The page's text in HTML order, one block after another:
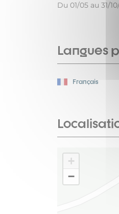
Du 01/05 au 31/
Langues
Français
+
−